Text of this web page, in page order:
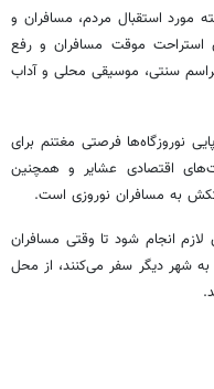
مورد استقبال مردم، مسافران و
استراحت موقت مسافران و رفع
سنتی، موسیقی محلی و آداب
نوروزگاه‌ها فرصتی مغتنم برای
اقتصادی عشایر و همچنین
به مسافران نوروزی است.
انجام شود تا وقتی مسافران
به شهر دیگر سفر می‌کنند، از محل